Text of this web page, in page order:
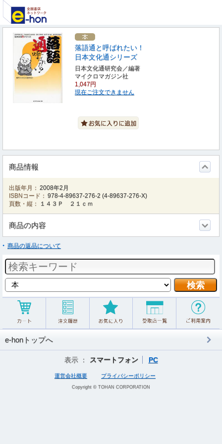
落語通と呼ばれたい！
日本文化通シリーズ
日本文化通研究会／編著
マイクロマガジン社
1,047円
現在ご注文できません
商品情報
出版年月： 2008年2月
ISBNコード： 978-4-89637-276-2 (4-89637-276-X)
頁数・縦：
１４３Ｐ ２１ｃｍ
商品の内容
商品の返品について
e-honトップへ
表示 ： スマートフォン PC
運営会社概要 プライバシーポリシー
Copyright © TOHAN CORPORATION